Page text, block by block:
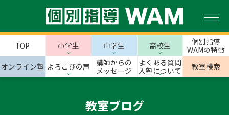
TOP 小学生 中学生 高校生
個別指導
WAMの特徴
オンライン塾 よろこびの声
講師からの
メッセージ
よくある質問
入塾について
教室検索
教室ブログ